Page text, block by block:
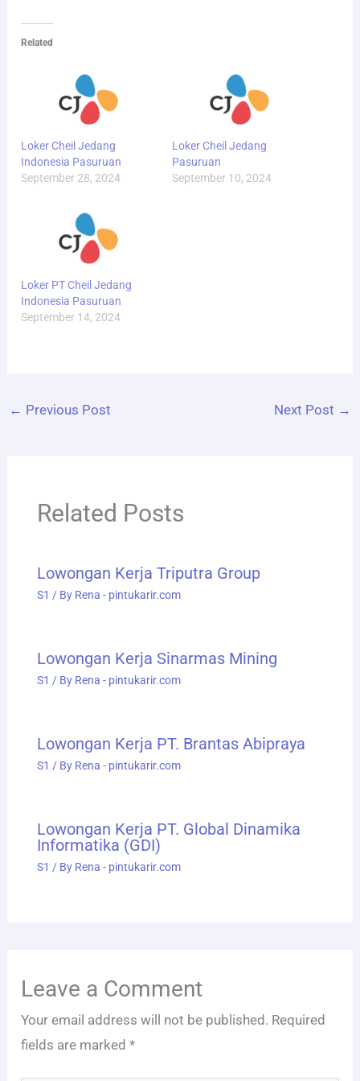
Related
Loker Cheil Jedang
Indonesia Pasuruan
September 28, 2024
Loker Cheil Jedang
Pasuruan
September 10, 2024
Loker PT Cheil Jedang
Indonesia Pasuruan
September 14, 2024
← Previous Post Next Post →
Related Posts
Lowongan Kerja Triputra Group
S1 / By Rena - pintukarir.com
Lowongan Kerja Sinarmas Mining
S1 / By Rena - pintukarir.com
Lowongan Kerja PT. Brantas Abipraya
S1 / By Rena - pintukarir.com
Lowongan Kerja PT. Global Dinamika
Informatika (GDI)
S1 / By Rena - pintukarir.com
Leave a Comment
Your email address will not be published. Required
fields are marked*